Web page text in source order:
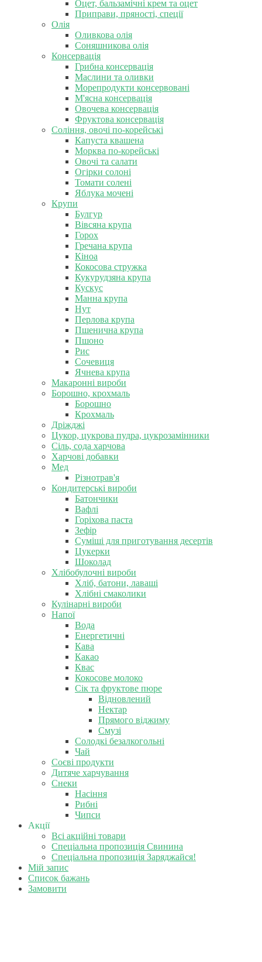
Оцет, бальзамічні крем та оцет
Приправи, пряності, спеції
Олія
Оливкова олія
Соняшникова олія
Консервація
Грибна консервація
Маслини та оливки
Морепродукти консервовані
М'ясна консервація
Овочева консервація
Фруктова консервація
Соління, овочі по-корейські
Капуста квашена
Морква по-корейські
Овочі та салати
Огірки солоні
Томати солені
Яблука мочені
Крупи
Булгур
Вівсяна крупа
Горох
Гречана крупа
Кіноа
Кокосова стружка
Кукурудзяна крупа
Кускус
Манна крупа
Нут
Перлова крупа
Пшенична крупа
Пшоно
Рис
Сочевиця
Ячнева крупа
Макаронні вироби
Борошно, крохмаль
Борошно
Крохмаль
Дріжджі
Цукор, цукрова пудра, цукрозамінники
Сіль, сода харчова
Харчові добавки
Мед
Різнотрав'я
Кондитерські вироби
Батончики
Вафлі
Горіхова паста
Зефір
Суміші для приготування десертів
Цукерки
Шоколад
Хлібобулочні вироби
Хліб, батони, лаваші
Хлібні смаколики
Кулінарні вироби
Напої
Вода
Енергетичні
Кава
Какао
Квас
Кокосове молоко
Сік та фруктове пюре
Відновлений
Нектар
Прямого віджиму
Смузі
Солодкі безалкогольні
Чай
Соєві продукти
Дитяче харчування
Снеки
Насіння
Рибні
Чипси
Акції
Всі акційні товари
Спеціальна пропозиція Свинина
Спеціальна пропозиція Заряджайся!
Мій запис
Список бажань
Замовити